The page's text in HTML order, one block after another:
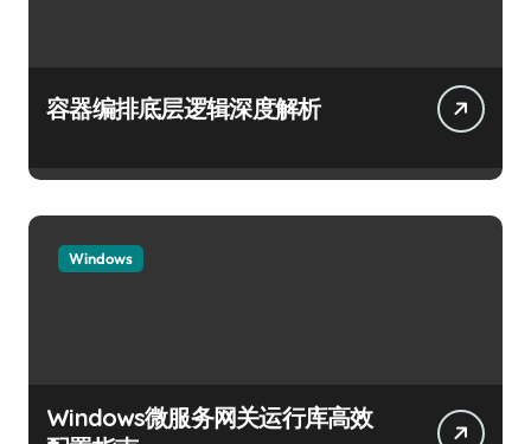
容器编排底层逻辑深度解析
Windows
Windows微服务网关运行库高效